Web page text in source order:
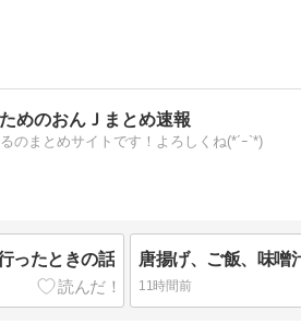
めのおんＪまとめ速報
のまとめサイトです！よろしくね(*´ｰ`*)
ったときの話
11時間前